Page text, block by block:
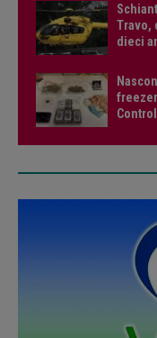
Travo,
dieci